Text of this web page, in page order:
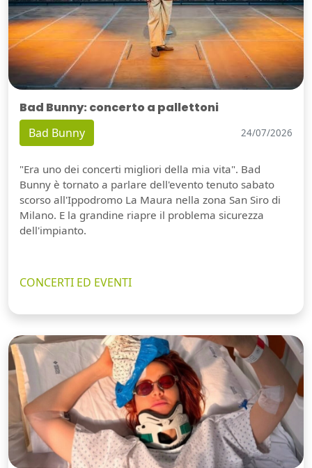
Bad Bunny: concerto a pallettoni
Bad Bunny 24/07/2026
"Era uno dei concerti migliori della mia vita". Bad
Bunny è tornato a parlare dell'evento tenuto sabato
scorso all'Ippodromo La Maura nella zona San Siro di
Milano. E la grandine riapre il problema sicurezza
dell'impianto.
CONCERTI ED EVENTI